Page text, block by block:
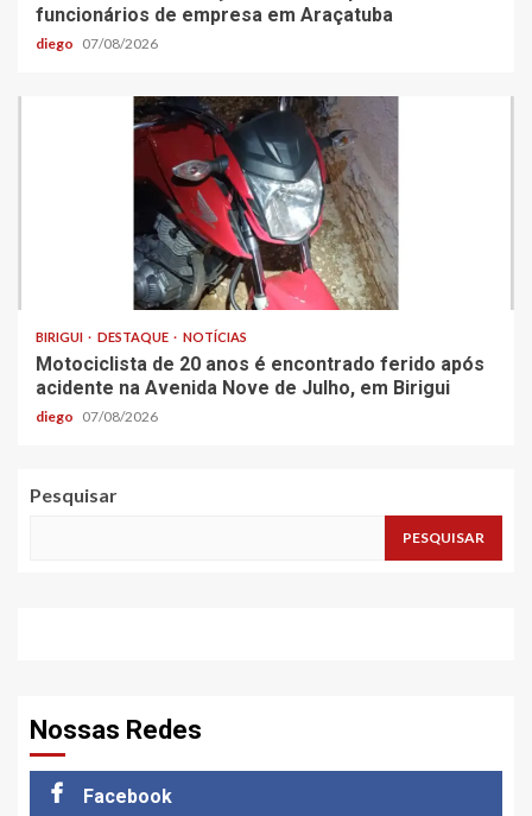
funcionários de empresa em Araçatuba
diego 07/08/2026
BIRIGUI DESTAQUE NOTÍCIAS
Motociclista de 20 anos é encontrado ferido após
acidente na Avenida Nove de Julho, em Birigui
diego 07/08/2026
Pesquisar
PESQUISAR
Nossas Redes
Facebook